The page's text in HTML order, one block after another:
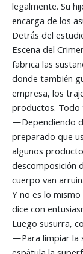
legalmente. Su
encarga de los
Detrás del
Escena del
fabrica las
donde también
empresa, los
productos. Todo
—Dependiendo
preparado que
algunos
descomposición
cuerpo van
Y no es lo
dice con
Luego susurra,
—Para limpiar la